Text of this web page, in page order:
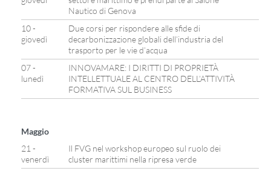
Nautico di Genova
10 -
giovedì
Due corsi per rispondere alle sfide di
decarbonizzazione globali dell’industria del
trasporto per le vie d’acqua
07 -
lunedì
INNOVAMARE: I DIRITTI DI PROPRIETÀ
INTELLETTUALE AL CENTRO DELL’ATTIVITÀ
FORMATIVA SUL BUSINESS
Maggio
21 -
venerdì
Il FVG nel workshop europeo sul ruolo dei
cluster marittimi nella ripresa verde